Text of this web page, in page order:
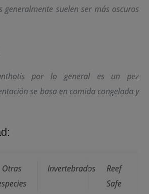
generalmente suelen ser más oscuros
por lo general es un pez
se basa en comida congelada y
Otras
Invertebrados
Reef
Safe